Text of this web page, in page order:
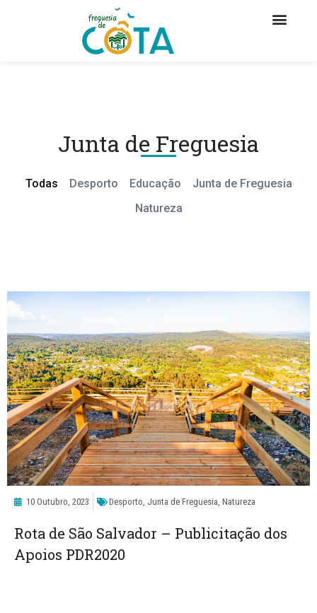
Junta de Freguesia
Desporto Educação
Junta de Freguesia
Natureza
Todas
10 Outubro, 2023 Desporto, Junta de Freguesia, Natureza
Rota de São Salvador – Publicitação dos
Apoios PDR2020